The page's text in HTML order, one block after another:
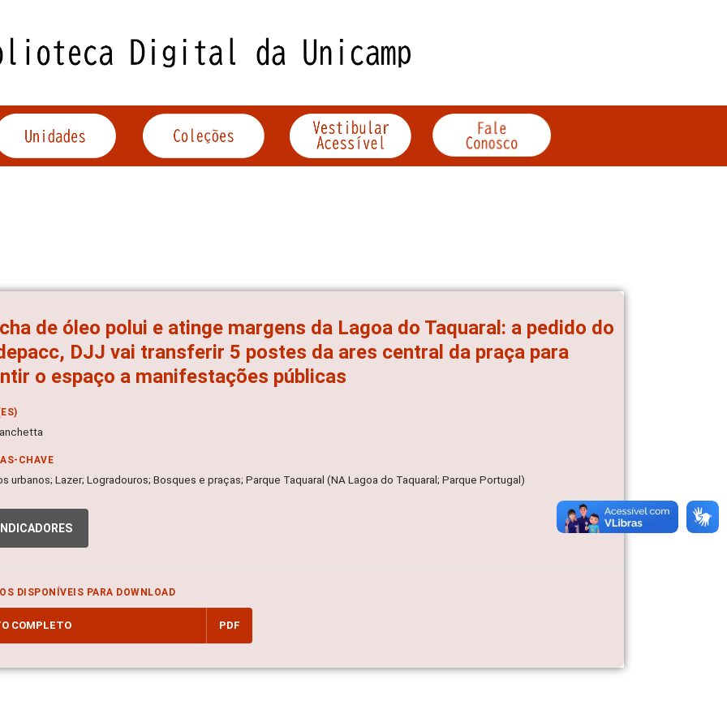
de óleo polui e atinge margens da Lagoa do Taquaral: a pedido do
DJJ vai transferir 5 postes da ares central da praça para
o espaço a manifestações públicas
CHAVE
urbanos; Lazer; Logradouros; Bosques e praças; Parque Taquaral (NA Lagoa do Taquaral; Parque Portugal)
INDICADORES
DISPONÍVEIS PARA DOWNLOAD
COMPLETO PDF